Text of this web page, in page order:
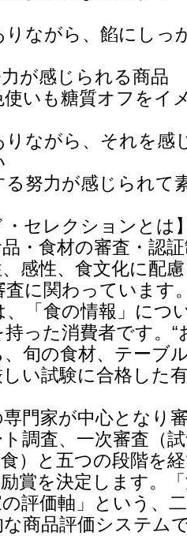
りながら、餡にしっ
が感じられる商品
使いも糖質オフをイ
りながら、それを感
る努力が感じられて
・セレクションとは
・食材の審査・認
感性、食文化に配
に関わっています
「食の情報」につ
った消費者です。“
旬の食材、テーブ
い試験に合格した
門家が中心となり
調査、一次審査（
）と五つの段階を
賞を決定します。
評価軸」という、
商品評価システム